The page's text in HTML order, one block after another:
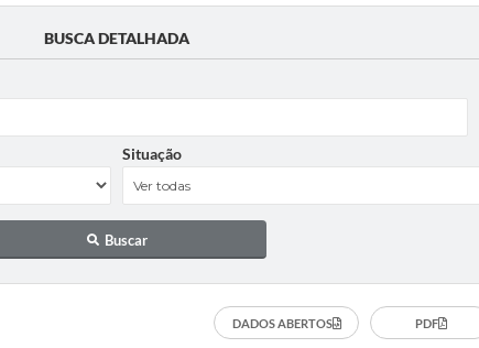
BUSCA DETALHADA
Situação
Buscar
DADOS ABERTOS PDF